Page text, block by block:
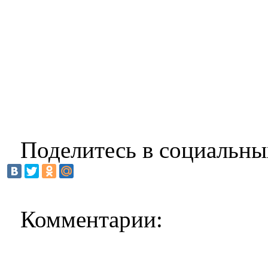
Поделитесь в
Комментарии: